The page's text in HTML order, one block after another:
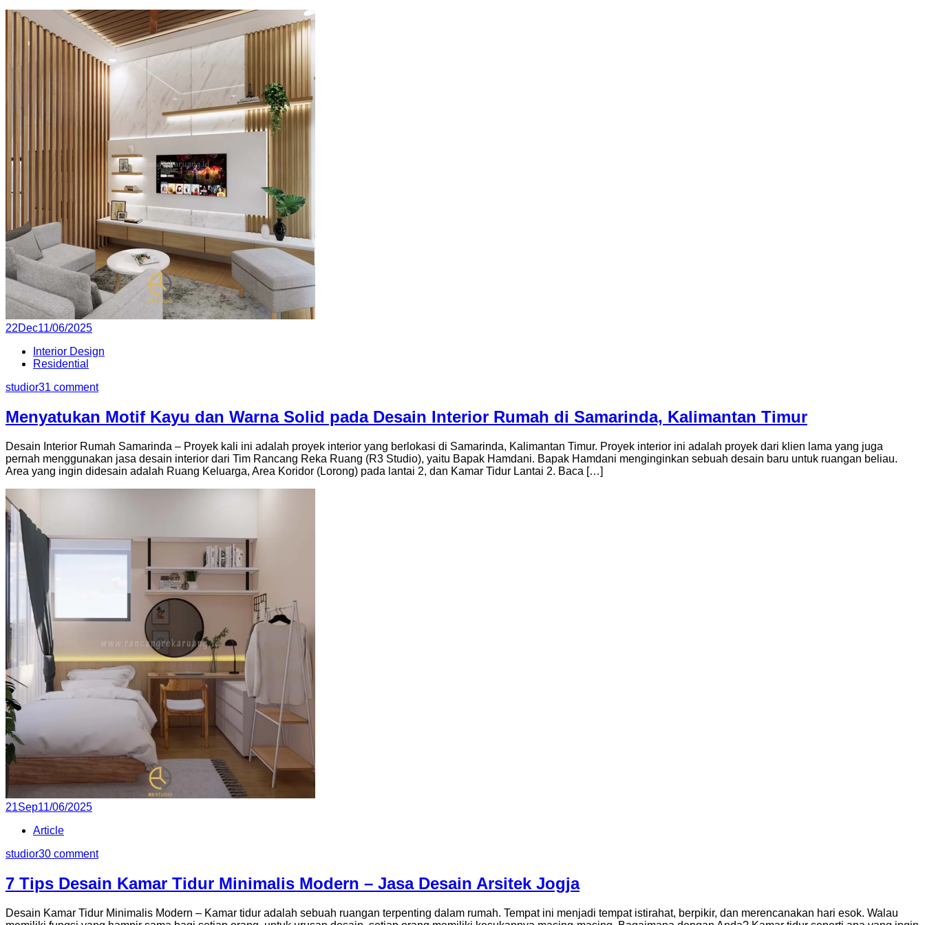
Posted
22Dec11/06/2025
Interior Design
Residential
studior31 comment
Menyatukan Motif Kayu dan Warna Solid pada Desain Interior Rumah di Samarinda, Kalimantan Timur
Desain Interior Rumah Samarinda – Proyek kali ini adalah proyek interior yang berlokasi di Samarinda, Kalimantan Timur. Proyek interior ini adalah proyek dari klien lama yang juga
pernah menggunakan jasa desain interior dari Tim Rancang Reka Ruang (R3 Studio), yaitu Bapak Hamdani. Bapak Hamdani menginginkan sebuah desain baru untuk ruangan beliau.
Area yang ingin didesain adalah Ruang Keluarga, Area Koridor (Lorong) pada lantai 2, dan Kamar Tidur Lantai 2. Baca […]
Posted
21Sep11/06/2025
Article
studior30 comment
7 Tips Desain Kamar Tidur Minimalis Modern – Jasa Desain Arsitek Jogja
Desain Kamar Tidur Minimalis Modern – Kamar tidur adalah sebuah ruangan terpenting dalam rumah. Tempat ini menjadi tempat istirahat, berpikir, dan merencanakan hari esok. Walau